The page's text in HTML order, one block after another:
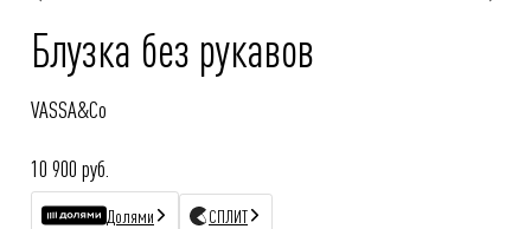
Блузка без рукавов
VASSA&Co
10 900 руб.
Долями СПЛИТ